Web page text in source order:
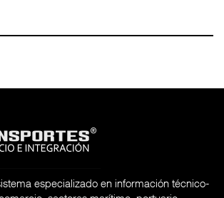
especializado en información técnico-